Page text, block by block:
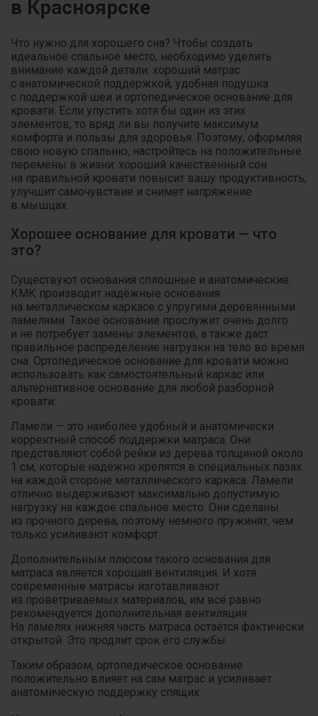
в Красноярске
Что нужно для хорошего сна? Чтобы создать
идеальное спальное место, необходимо уделить
внимание каждой детали: хороший матрас
с анатомической поддержкой, удобная подушка
с поддержкой шеи и ортопедическое основание для
кровати. Если упустить хотя бы один из этих
элементов, то вряд ли вы получите максимум
комфорта и пользы для здоровья. Поэтому, оформляя
свою новую спальню, настройтесь на положительные
перемены в жизни: хороший качественный сон
на правильной кровати повысит вашу продуктивность,
улучшит самочувствие и снимет напряжение
в мышцах.
Хорошее основание для кровати — что
это?
Существуют основания сплошные и анатомические.
КМК производит надёжные основания
на металлическом каркасе с упругими деревянными
ламелями. Такое основание прослужит очень долго
и не потребует замены элементов, а также даст
правильное распределение нагрузки на тело во время
сна. Ортопедическое основание для кровати можно
использовать как самостоятельный каркас или
альтернативное основание для любой разборной
кровати.
Ламели — это наиболее удобный и анатомически
корректный способ поддержки матраса. Они
представляют собой рейки из дерева толщиной около
1 см, которые надёжно крепятся в специальных пазах
на каждой стороне металлического каркаса. Ламели
отлично выдерживают максимально допустимую
нагрузку на каждое спальное место. Они сделаны
из прочного дерева, поэтому немного пружинят, чем
только усиливают комфорт.
Дополнительным плюсом такого основания для
матраса является хорошая вентиляция. И хотя
современные матрасы изготавливают
из проветриваемых материалов, им всё равно
рекомендуется дополнительная вентиляция.
На ламелях нижняя часть матраса остаётся фактически
открытой. Это продлит срок его службы.
Таким образом, ортопедическое основание
положительно влияет на сам матрас и усиливает
анатомическую поддержку спящих.